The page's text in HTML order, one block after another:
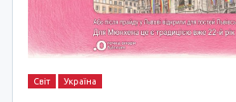
Світ Україна